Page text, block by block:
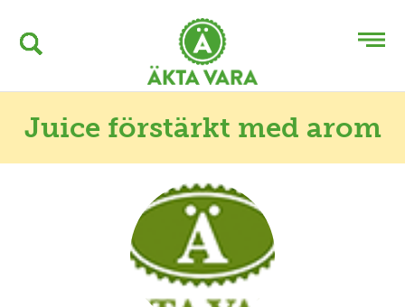
Juice förstärkt med arom